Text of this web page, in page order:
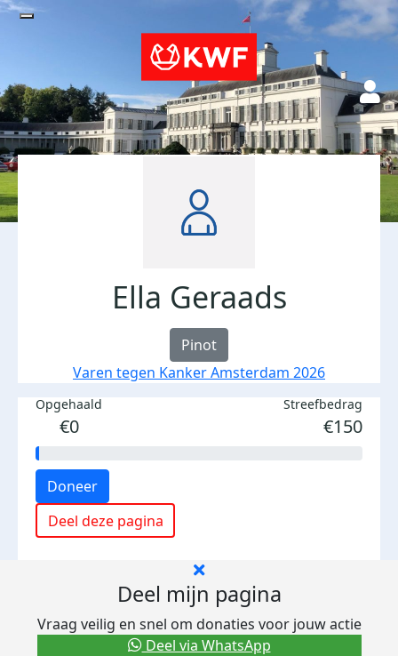
Ella Geraads
Pinot
Varen tegen Kanker Amsterdam 2026
Opgehaald
€0
Streefbedrag
€150
Doneer
Deel deze pagina
Deel mijn pagina
Vraag veilig en snel om donaties voor jouw actie
Deel via WhatsApp